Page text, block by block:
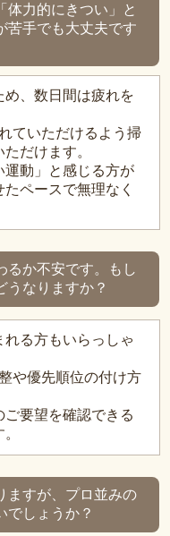
体力的にきつい」と
苦手でも大丈夫です
、数日間は疲れを
ていただけるよう掃
だけます。
運動」と感じる方が
ペースで無理なく
るか不安です。もし
うなりますか？
る方もいらっしゃ
や優先順位の付け方
要望を確認できる
ますが、プロ並みの
でしょうか？